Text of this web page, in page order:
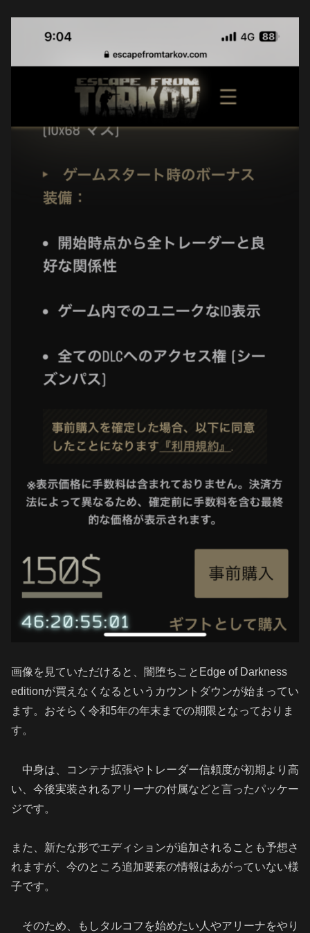
画像を見ていただけると、闇堕ちことEdge of Darkness
editionが買えなくなるというカウントダウンが始まってい
ます。おそらく令和5年の年末までの期限となっておりま
す。
中身は、コンテナ拡張やトレーダー信頼度が初期より高
い、今後実装されるアリーナの付属などと言ったパッケー
ジです。
また、新たな形でエディションが追加されることも予想さ
れますが、今のところ追加要素の情報はあがっていない様
子です。
そのため、もしタルコフを始めたい人やアリーナをやり